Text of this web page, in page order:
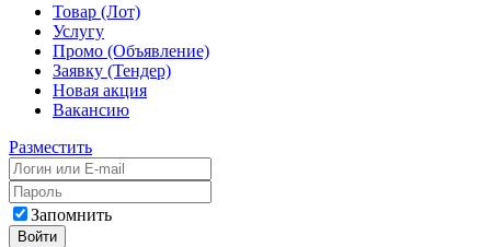
Товар (Лот)
Услугу
Промо (Объявление)
Заявку (Тендер)
Новая акция
Вакансию
Разместить
Запомнить
Войти